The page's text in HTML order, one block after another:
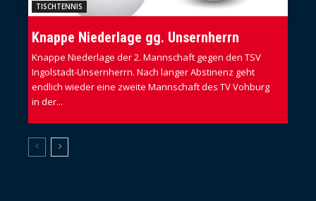
TISCHTENNIS
Knappe Niederlage gg. Unsernherrn
Knappe Niederlage der 2. Mannschaft gegen den TSV
Ingolstadt-Unsernherrn. Nach langer Abstinenz geht
endlich wieder eine zweite Mannschaft des TV Vohburg
in der...